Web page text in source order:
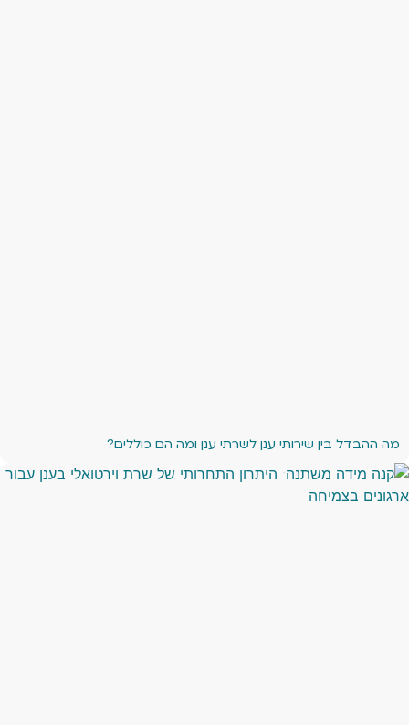
מה ההבדל בין שירותי ענן לשרתי ענן ומה הם כוללים?